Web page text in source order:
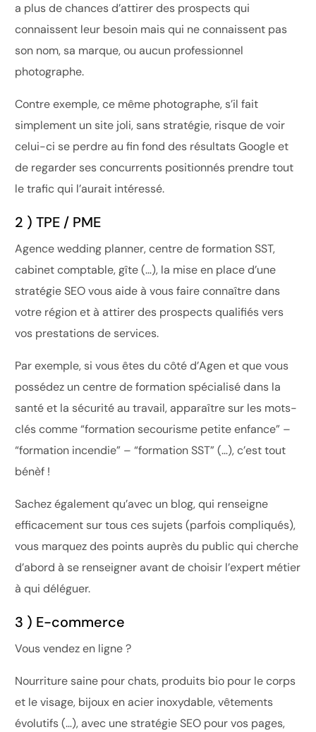
a plus de chances d’attirer des prospects qui
connaissent leur besoin mais qui ne connaissent pas
son nom, sa marque, ou aucun professionnel
photographe.
Contre exemple, ce même photographe, s’il fait
simplement un site joli, sans stratégie, risque de voir
celui-ci se perdre au fin fond des résultats Google et
de regarder ses concurrents positionnés prendre tout
le trafic qui l’aurait intéressé.
2 ) TPE / PME
Agence wedding planner, centre de formation SST,
cabinet comptable, gîte (…), la mise en place d’une
stratégie SEO vous aide à vous faire connaître dans
votre région et à attirer des prospects qualifiés vers
vos prestations de services.
Par exemple, si vous êtes du côté d’Agen et que vous
possédez un centre de formation spécialisé dans la
santé et la sécurité au travail, apparaître sur les mots-
clés comme “formation secourisme petite enfance” –
“formation incendie” – “formation SST” (…), c’est tout
bénèf !
Sachez également qu’avec un blog, qui renseigne
efficacement sur tous ces sujets (parfois compliqués),
vous marquez des points auprès du public qui cherche
d’abord à se renseigner avant de choisir l’expert métier
à qui déléguer.
3 ) E-commerce
Vous vendez en ligne ?
Nourriture saine pour chats, produits bio pour le corps
et le visage, bijoux en acier inoxydable, vêtements
évolutifs (…), avec une stratégie SEO pour vos pages,